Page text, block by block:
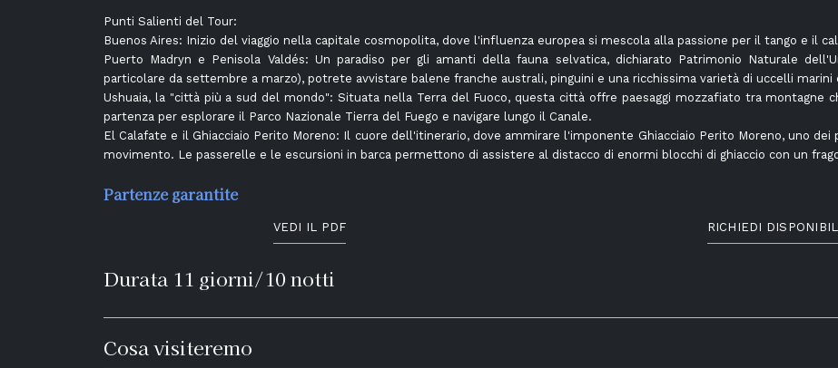
Punti Salienti del Tour:
Buenos Aires: Inizio del viaggio nella capitale cosmopolita, dove l'influenza europea si mescola alla passione per il tango e il
Puerto Madryn e Penisola Valdés: Un paradiso per gli amanti della fauna selvatica, dichiarato Patrimonio Naturale
particolare da settembre a marzo), potrete avvistare balene franche australi, pinguini e una ricchissima varietà di uccelli
Ushuaia, la "città più a sud del mondo": Situata nella Terra del Fuoco, questa città offre paesaggi mozzafiato tra montagne
partenza per esplorare il Parco Nazionale Tierra del Fuego e navigare lungo il Canale.
El Calafate e il Ghiacciaio Perito Moreno: Il cuore dell'itinerario, dove ammirare l'imponente Ghiacciaio Perito Moreno, uno
movimento. Le passerelle e le escursioni in barca permettono di assistere al distacco di enormi blocchi di ghiaccio con un
Partenze garantite
VEDI IL PDF RICHIEDI
Durata 11 giorni/10 notti
Cosa visiteremo